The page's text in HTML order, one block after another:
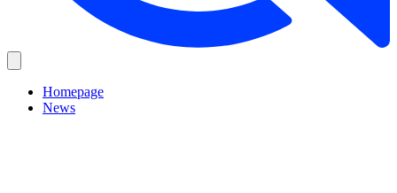
Homepage
News